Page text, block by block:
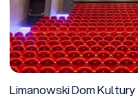
Limanowski Dom Kultury